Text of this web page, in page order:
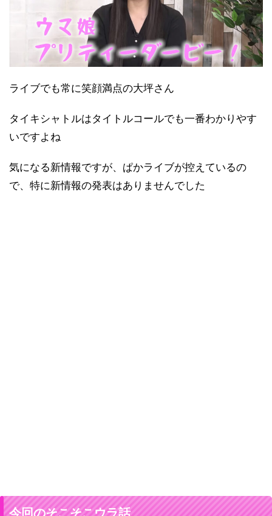
ライブでも常に笑顔満点の大坪さん
タイキシャトルはタイトルコールでも一番わかりやす
いですよね
気になる新情報ですが、ぱかライブが控えているの
で、特に新情報の発表はありませんでした
今回のそこそこウラ話